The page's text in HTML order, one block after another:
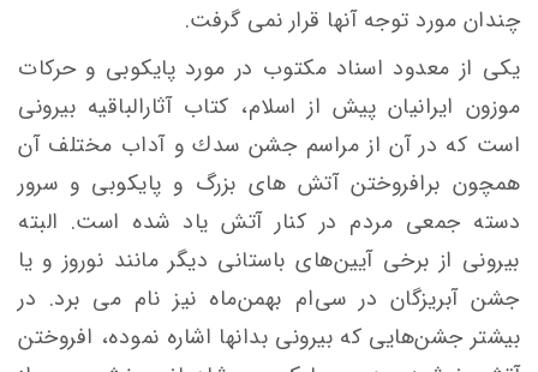
چندان مورد توجه آنها قرار نمی گرفت.
یکی از معدود اسناد مكتوب در مورد پايكوبی‌ و حركات
موزون ايرانيان پيش از اسلام، کتاب آثارالباقيه‌ بيرونی‌
است كه در آن از مراسم جشن سدك و آداب مختلف آن
همچون برافروختن آتش های بزرگ و پايكوبی و سرور
دسته جمعی مردم در كنار آتش یاد شده است. البته
بيرونی از برخی آيين‌های باستانی ديگر مانند نوروز و يا
جشن‌ آبريزگان در سی‌ام بهمن‌ماه نیز نام می برد. در
بيشتر جشن‌هايی كه بيرونی بدانها اشاره نموده، افروختن